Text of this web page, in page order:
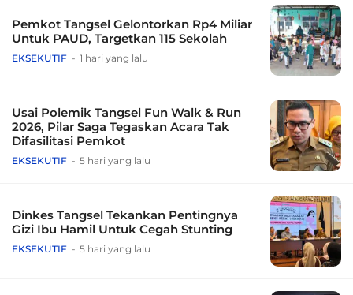
Pemkot Tangsel Gelontorkan Rp4 Miliar
Untuk PAUD, Targetkan 115 Sekolah
EKSEKUTIF 1 hari yang lalu
Usai Polemik Tangsel Fun Walk & Run
2026, Pilar Saga Tegaskan Acara Tak
Difasilitasi Pemkot
EKSEKUTIF 5 hari yang lalu
Dinkes Tangsel Tekankan Pentingnya
Gizi Ibu Hamil Untuk Cegah Stunting
EKSEKUTIF 5 hari yang lalu